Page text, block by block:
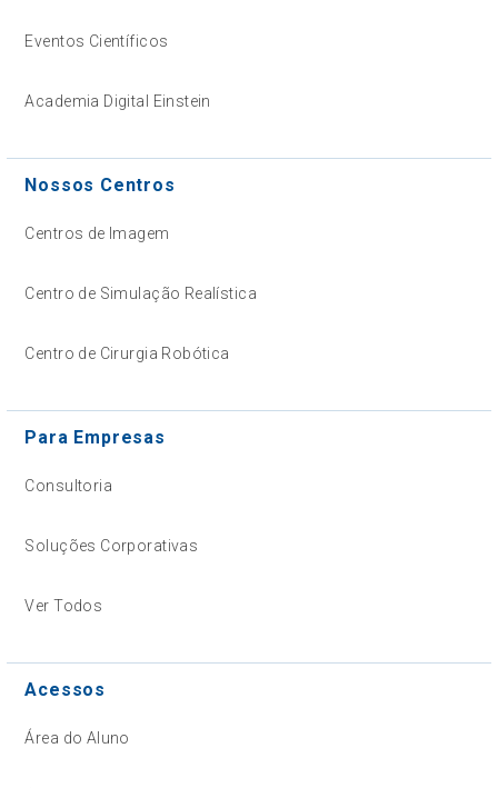
Eventos Científicos
Academia Digital Einstein
Nossos Centros
Centros de Imagem
Centro de Simulação Realística
Centro de Cirurgia Robótica
Para Empresas
Consultoria
Soluções Corporativas
Ver Todos
Acessos
Área do Aluno